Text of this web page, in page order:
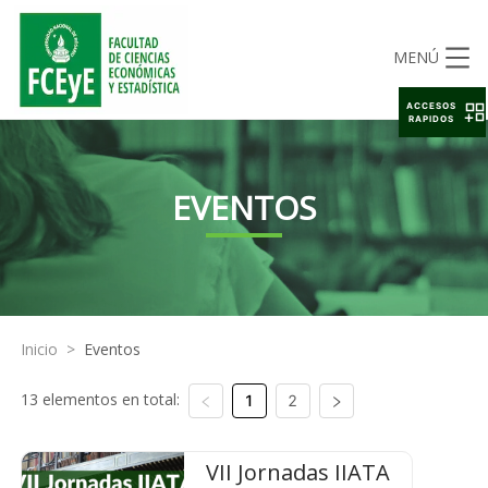
MENÚ
EVENTOS
Inicio > Eventos
13 elementos en total: 1 2
VII Jornadas IIATA
ACCESOS
RAPIDOS